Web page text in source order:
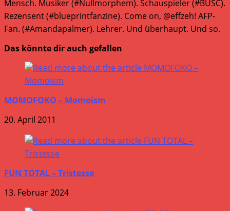
Mensch. Musiker (#Nullmorphem). Schauspieler (#BUSC).
Rezensent (#blueprintfanzine). Come on, @effzeh! AFP-
Fan. (#Amandapalmer). Lehrer. Und überhaupt. Und so.
Das könnte dir auch gefallen
MOMOFOKO – Momoism
20. April 2011
FUN TOTAL – Tristesse
13. Februar 2024